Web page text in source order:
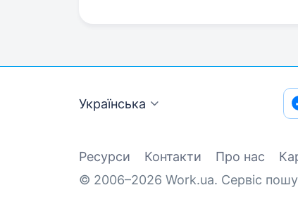
Українська
Ресурси Контакти Про нас
© 2006–2026 Work.ua. Сервіс